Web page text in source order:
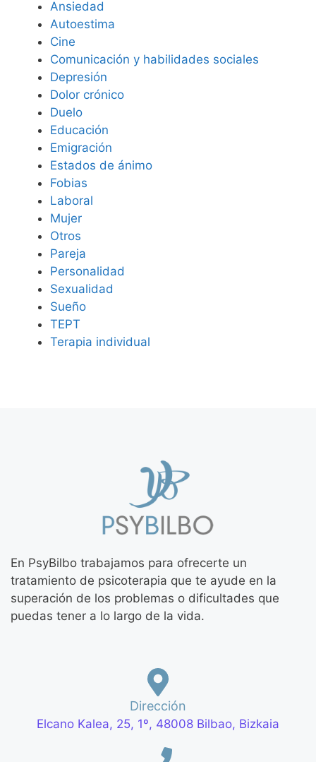
Ansiedad
Autoestima
Cine
Comunicación y habilidades sociales
Depresión
Dolor crónico
Duelo
Educación
Emigración
Estados de ánimo
Fobias
Laboral
Mujer
Otros
Pareja
Personalidad
Sexualidad
Sueño
TEPT
Terapia individual
En PsyBilbo trabajamos para ofrecerte un
tratamiento de psicoterapia que te ayude en la
superación de los problemas o dificultades que
puedas tener a lo largo de la vida.
Dirección
Elcano Kalea, 25, 1º, 48008 Bilbao, Bizkaia